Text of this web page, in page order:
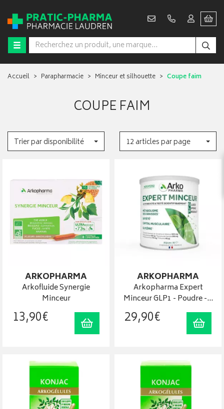
Accueil Parapharmacie Minceur et silhouette Coupe faim
COUPE FAIM
Trier par disponibilité 12 articles par page
ARKOPHARMA
Arkofluide Synergie
Minceur
13,90€ Ajouter au panier
ARKOPHARMA
Arkopharma Expert
Minceur GLP1 - Poudre -…
29,90€